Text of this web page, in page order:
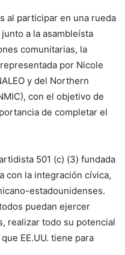
al participar en una rueda
a la asambleísta
comunitarias, la
por Nicole
y del Northern
con el objetivo de
de completar el
501 (c) (3) fundada
con la integración cívica,
estadounidenses.
puedan ejercer
realizar todo su potencial
EE.UU. tiene para